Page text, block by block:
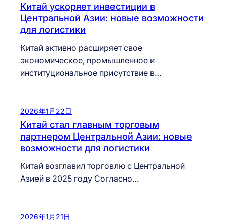
Китай ускоряет инвестиции в
Центральной Азии: новые возможности
для логистики
Китай активно расширяет свое
экономическое, промышленное и
институциональное присутствие в…
2026年1月22日
Китай стал главным торговым
партнером Центральной Азии: новые
возможности для логистики
Китай возглавил торговлю с Центральной
Азией в 2025 году Согласно…
2026年1月21日